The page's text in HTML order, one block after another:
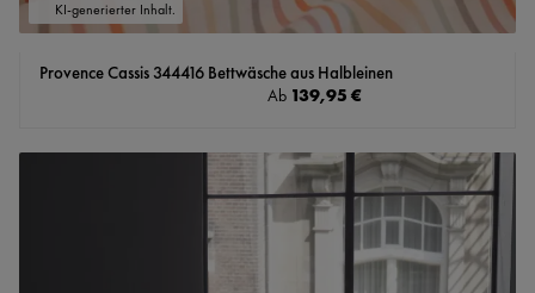
KI-generierter Inhalt.
Provence Cassis 344416 Bettwäsche aus Halbleinen
Regulärer Preis:
Ab 139,95 €